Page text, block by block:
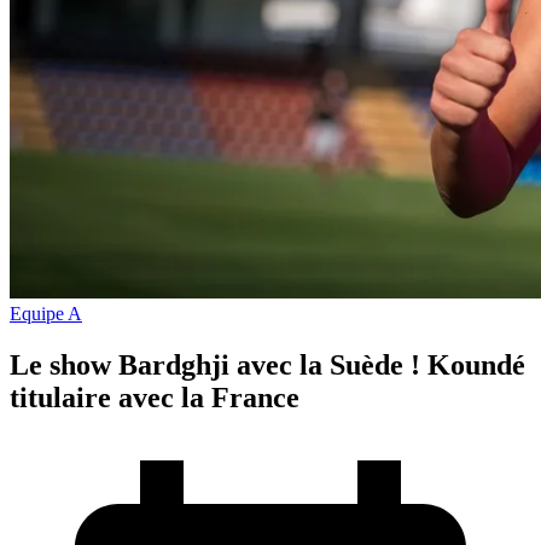
Equipe A
Le show Bardghji avec la Suède ! Koundé
titulaire avec la France